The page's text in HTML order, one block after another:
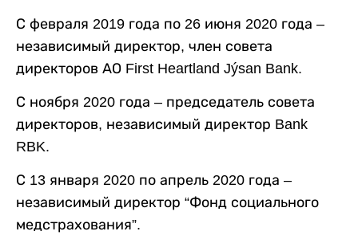
С февраля 2019 года по 26 июня 2020 года –
независимый директор, член совета
директоров АО First Heartland Jýsan Bank.
С ноября 2020 года – председатель совета
директоров, независимый директор Bank
RBK.
С 13 января 2020 по апрель 2020 года –
независимый директор “Фонд социального
медстрахования”.